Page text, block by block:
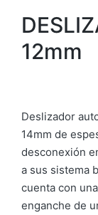
12mm
Deslizador
14mm de
desconexión
a sus sistema
cuenta con
enganche de